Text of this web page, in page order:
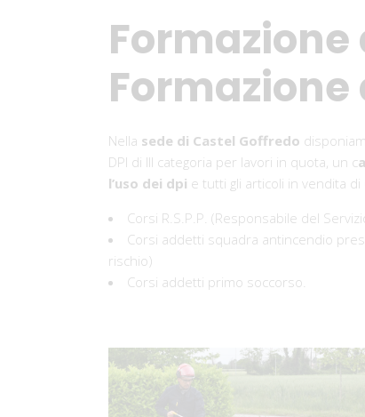
Nella sede di Castel Goffredo
DPI di III categoria per lavori in quota, un c
l’uso dei dpi e tutti gli articoli in vendita
Corsi R.S.P.P. (Responsabile del
Corsi addetti squadra antincendio
rischio)
Corsi addetti primo soccorso.